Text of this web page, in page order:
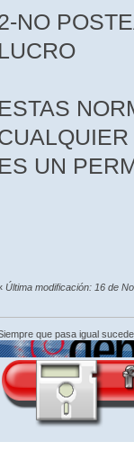
NO
LUCRO
ESTAS
ES UN
Última modificación: 16 de
que pasa igual